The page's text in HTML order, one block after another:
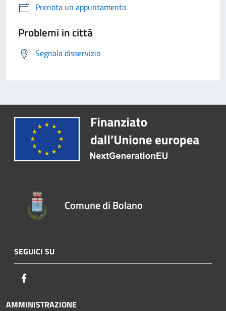
Prenota un appuntamento
Problemi in città
Segnala disservizio
Comune di Bolano
SEGUICI SU
AMMINISTRAZIONE